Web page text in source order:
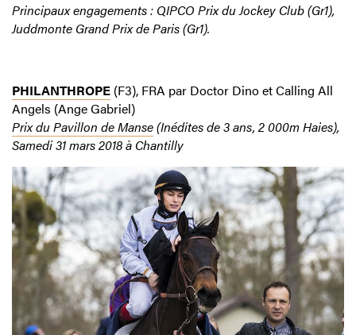
Principaux engagements : QIPCO Prix du Jockey Club (Gr1),
Juddmonte Grand Prix de Paris (Gr1).
PHILANTHROPE (F3), FRA par Doctor Dino et Calling All
Angels (Ange Gabriel)
Prix du Pavillon de Manse(Inédites de 3 ans, 2 000m Haies),
Samedi 31 mars 2018 à Chantilly